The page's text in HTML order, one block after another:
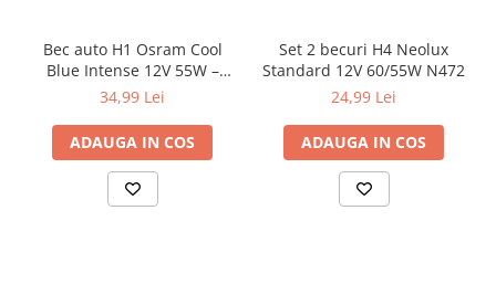
Bec auto H1 Osram Cool
Blue Intense 12V 55W –
lumină albă 5000K, +100%
34,99 Lei
ADAUGA IN COS
Set 2 becuri H4 Neolux
Standard 12V 60/55W N472
24,99 Lei
ADAUGA IN COS